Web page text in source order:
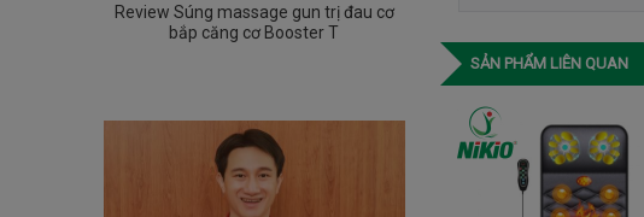
Review Súng massage gun trị đau cơ
bắp căng cơ Booster T
SẢN PHẨM LIÊN QUAN